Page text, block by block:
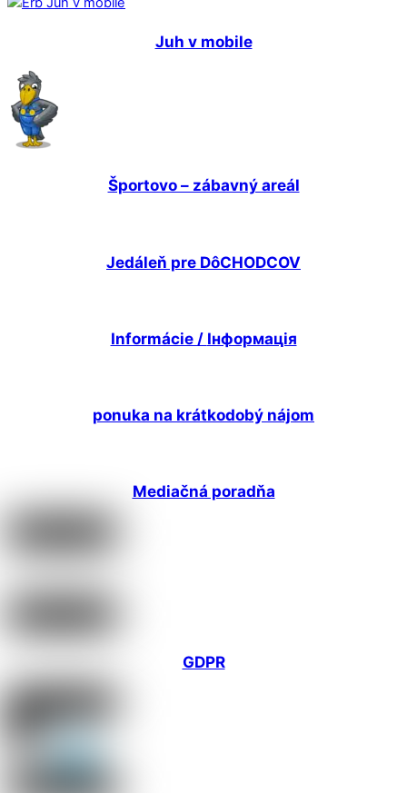
Juh v mobile
Športovo – zábavný areál
Jedáleň pre DôCHODCOV
Informácie / Інформація
ponuka na krátkodobý nájom
Mediačná poradňa
GDPR